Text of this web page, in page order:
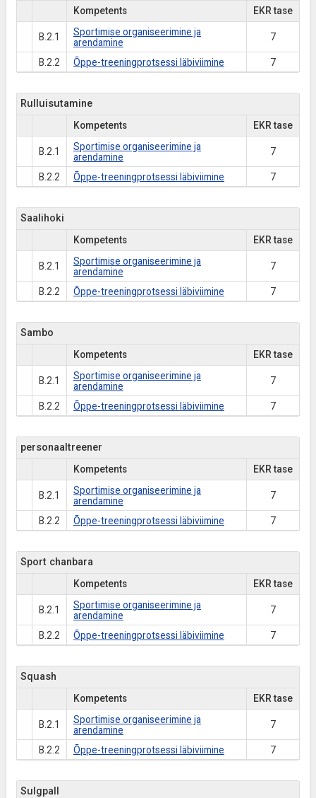
Kompetents EKR tase
B.2.1
Sportimise organiseerimine ja
arendamine
7
B.2.2 Õppe-treeningprotsessi läbiviimine 7
Rulluisutamine
Kompetents EKR tase
B.2.1
Sportimise organiseerimine ja
arendamine
7
B.2.2 Õppe-treeningprotsessi läbiviimine 7
Saalihoki
Kompetents EKR tase
B.2.1
Sportimise organiseerimine ja
arendamine
7
B.2.2 Õppe-treeningprotsessi läbiviimine 7
Sambo
Kompetents EKR tase
B.2.1
Sportimise organiseerimine ja
arendamine
7
B.2.2 Õppe-treeningprotsessi läbiviimine 7
personaaltreener
Kompetents EKR tase
B.2.1
Sportimise organiseerimine ja
arendamine
7
B.2.2 Õppe-treeningprotsessi läbiviimine 7
Sport chanbara
Kompetents EKR tase
B.2.1
Sportimise organiseerimine ja
arendamine
7
B.2.2 Õppe-treeningprotsessi läbiviimine 7
Squash
Kompetents EKR tase
B.2.1
Sportimise organiseerimine ja
arendamine
7
B.2.2 Õppe-treeningprotsessi läbiviimine 7
Sulgpall